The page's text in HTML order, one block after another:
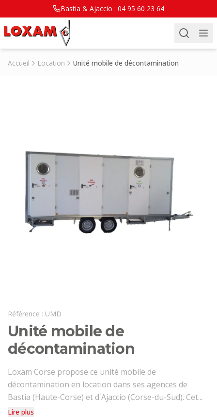
Bastia & Ajaccio : 04 95 60 23 64
Accueil Location Unité mobile de décontamination
Référence : UMD
Unité mobile de
décontamination
Loxam Corse propose ce unité mobile de
décontamination en location dans ses agences de
Bastia (Haute-Corse) et d'Ajaccio (Corse-du-Sud). Cet...
Lire plus